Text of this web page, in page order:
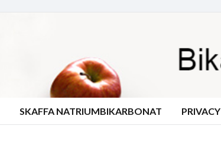
SKAFFA NATRIUMBIKARBONAT PRIVACY